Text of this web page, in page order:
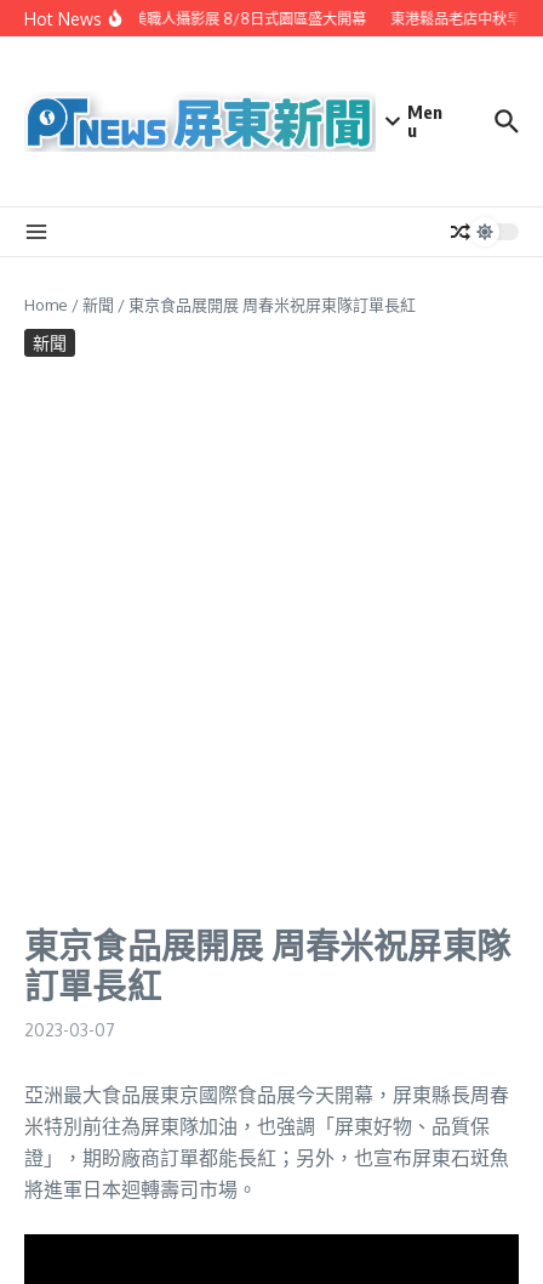
Skip to content
Hot News潮州之美職人攝影展 8/8日式園區盛大開幕 東港鬆品老店中秋早鳥
Men
u
Home /新聞 / 東京食品展開展 周春米祝屏東隊訂單長紅
新聞
東京食品展開展 周春米祝屏東隊
訂單長紅
2023-03-07
亞洲最大食品展東京國際食品展今天開幕，屏東縣長周春
米特別前往為屏東隊加油，也強調「屏東好物、品質保
證」，期盼廠商訂單都能長紅；另外，也宣布屏東石斑魚
將進軍日本迴轉壽司市場。